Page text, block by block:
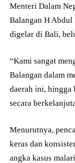
Menteri Dalam
Balangan H Abdul
digelar di Bali,
“Kami sangat
Balangan dalam
daerah ini, hingga
secara
Menurutnya,
keras dan
angka kasus